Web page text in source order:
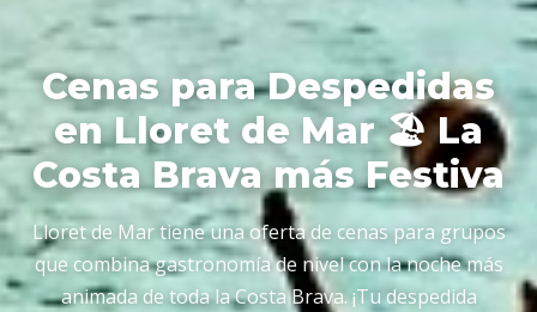
Cenas para Despedidas
en Lloret de Mar 🏖️ La
Costa Brava más Festiva
Lloret de Mar tiene una oferta de cenas para grupos
que combina gastronomía de nivel con la noche más
animada de toda la Costa Brava. ¡Tu despedida